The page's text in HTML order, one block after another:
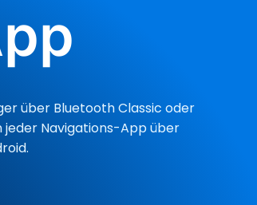
über Bluetooth Classic oder
jeder Navigations-App über